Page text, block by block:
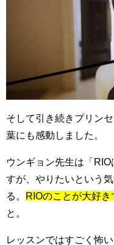
そして引き続きプリン
葉にも感動しました。
ウンギョン先生は「
すが、やりたいという
る。
RIOのことが大好
と。
レッスンではすごく怖